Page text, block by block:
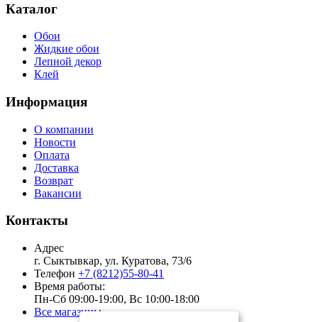
Каталог
Обои
Жидкие обои
Лепной декор
Клей
Информация
О компании
Новости
Оплата
Доставка
Возврат
Вакансии
Контакты
Адрес
г. Сыктывкар, ул. Куратова, 73/6
Телефон +7 (8212)55-80-41
Время работы:
Пн-Сб 09:00-19:00, Вс 10:00-18:00
Все магазины